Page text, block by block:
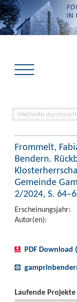
Frommelt,
Bendern.
Gemeinde
2/2024, S.
Erscheinungsjahr:
Autor(en):
PDF Download
Laufende Projekte